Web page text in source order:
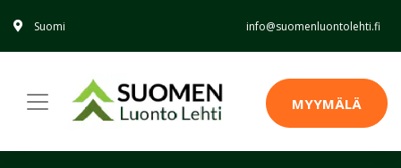
Suomi info@suomenluontolehti.fi
MYYMÄLÄ